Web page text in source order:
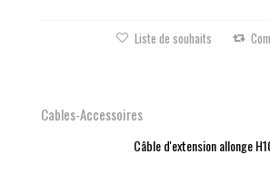
Liste de souhaits
Cables-Accessoires
Câble d'extension allonge